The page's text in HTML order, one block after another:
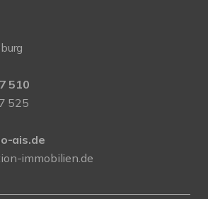
510
525
ais.de
immobilien.de